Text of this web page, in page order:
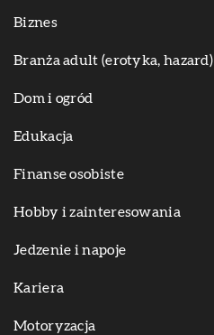
Biznes
Branża adult (erotyka, hazard)
Dom i ogród
Edukacja
Finanse osobiste
Hobby i zainteresowania
Jedzenie i napoje
Kariera
Motoryzacja